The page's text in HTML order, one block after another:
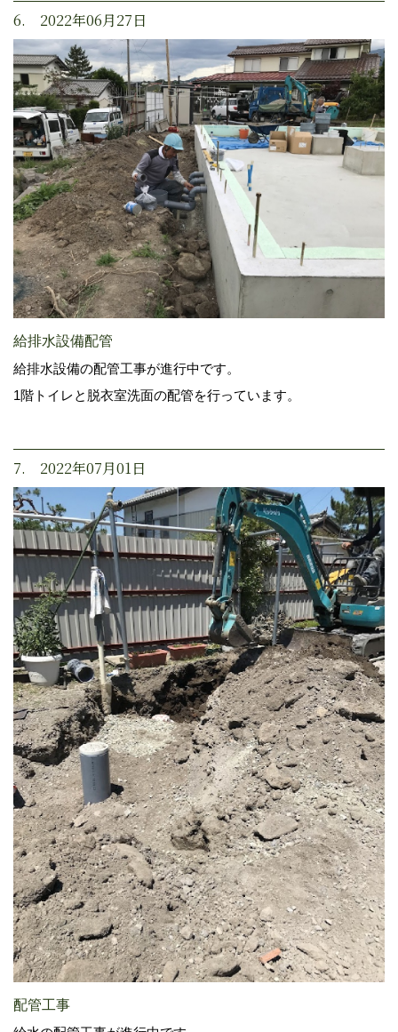
6. 2022年06月27日
給排水設備配管
給排水設備の配管工事が進行中です。
1階トイレと脱衣室洗面の配管を行っています。
7. 2022年07月01日
配管工事